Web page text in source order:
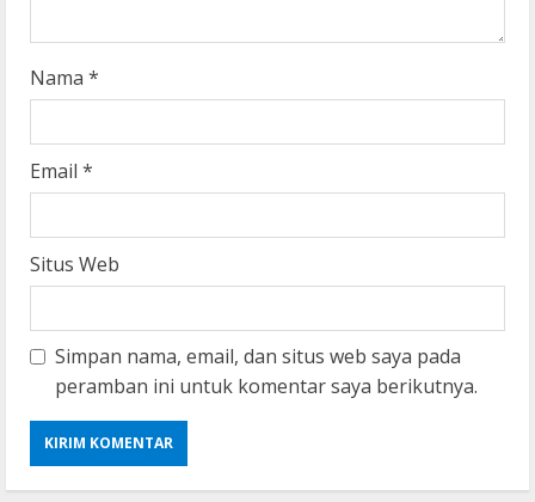
g
Nama *
Email *
Situs Web
Simpan nama, email, dan situs web saya pada
peramban ini untuk komentar saya berikutnya.